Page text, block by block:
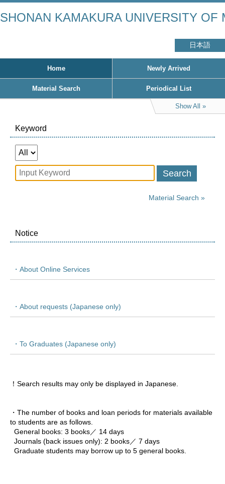
SHONAN KAMAKURA UNIVERSITY OF
日本語
Home Newly Arrived
Material Search Periodical List
Show All
Keyword
Search
Material Search
Notice
・About Online Services
・About requests (Japanese only)
・To Graduates (Japanese only)
！Search results may only be displayed in Japanese.
・The number of books and loan periods for materials available
to students are as follows.
  Graduate students may borrow up to 5 general books.